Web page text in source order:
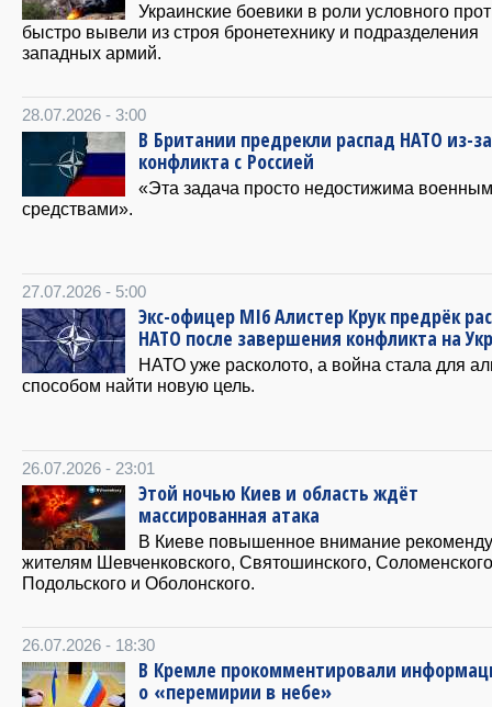
Украинские боевики в роли условного
быстро вывели из строя бронетехнику и подразделения
западных армий.
28.07.2026 - 3:00
В Британии предрекли распад НАТО из-за
конфликта с Россией
«Эта задача просто недостижима
средствами».
27.07.2026 - 5:00
Экс-офицер MI6 Алистер Крук предрёк
НАТО после завершения конфликта на
НАТО уже расколото, а война стала для
способом найти новую цель.
26.07.2026 - 23:01
Этой ночью Киев и область ждёт
массированная атака
В Киеве повышенное внимание
жителям Шевченковского, Святошинского,
Подольского и Оболонского.
26.07.2026 - 18:30
В Кремле прокомментировали
о «перемирии в небе»